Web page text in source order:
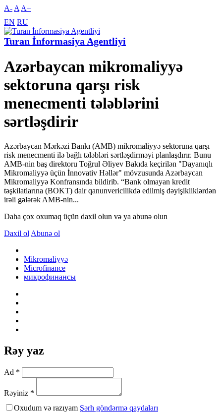
A- A A+
EN RU
Turan İnformasiya Agentliyi
Azərbaycan mikromaliyyə
sektoruna qarşı risk
menecmenti tələblərini
sərtləşdirir
Azərbaycan Mərkəzi Bankı (AMB) mikromaliyyə sektoruna qarşı
risk menecmenti ilə bağlı tələbləri sərtləşdirməyi planlaşdırır. Bunu
AMB-nin baş direktoru Toğrul Əliyev Bakıda keçirilən "Dayanıqlı
Mikromaliyyə üçün İnnovativ Həllər" mövzusunda Azərbaycan
Mikromaliyyə Konfransında bildirib. “Bank olmayan kredit
təşkilatlarına (BOKT) dair qanunvericilikdə edilmiş dəyişikliklərdən
irəli gələrək AMB-nin...
Daha çox oxumaq üçün daxil olun və ya abunə olun
Daxil ol Abunə ol
Mikromaliyyə
Microfinance
микрофинансы
Rəy yaz
Ad *
Rəyiniz *
Oxudum və razıyam Şərh göndərmə qaydaları